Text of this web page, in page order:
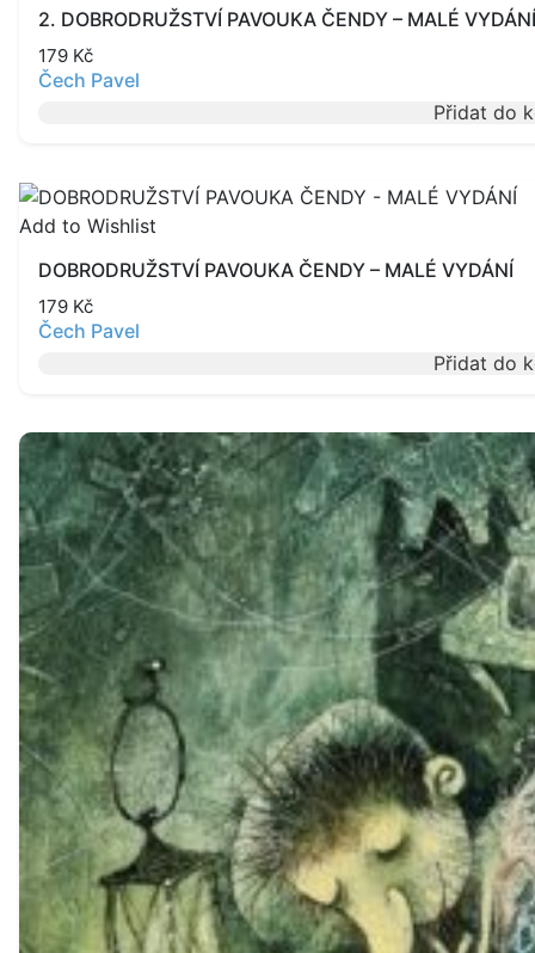
2. DOBRODRUŽSTVÍ PAVOUKA ČENDY – MALÉ VYDÁNÍ
179 Kč
Čech Pavel
Přidat do
Add to Wishlist
DOBRODRUŽSTVÍ PAVOUKA ČENDY – MALÉ VYDÁNÍ
179 Kč
Čech Pavel
Přidat do